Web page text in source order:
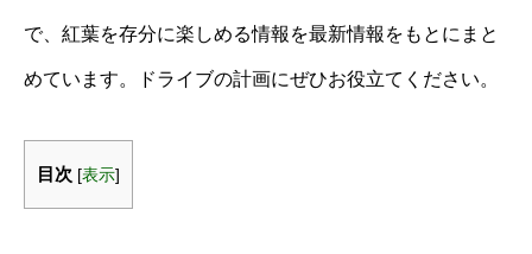
で、紅葉を存分に楽しめる情報を最新情報をもとにまと
めています。ドライブの計画にぜひお役立てください。
目次 [表示]